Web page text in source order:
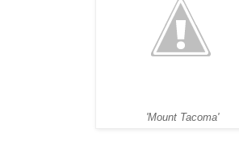
'Mount Tacoma'